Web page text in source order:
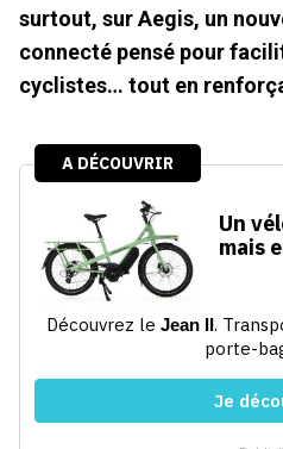
surtout, sur Aegis, un
connecté pensé pour
cyclistes… tout en